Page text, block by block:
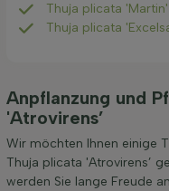
Thuja plicata
Thuja plicata
Anpflanzung und
'Atrovirens’
Wir möchten Ihnen einige
Thuja plicata 'Atrovirens’
werden Sie lange Freude